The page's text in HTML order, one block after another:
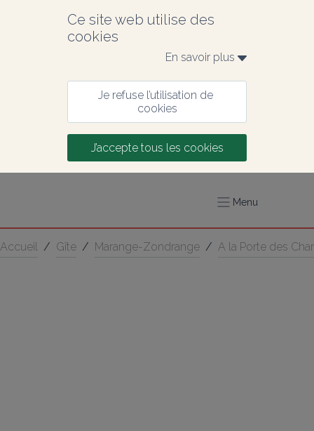
Ce site web utilise des
cookies
En savoir plus
Je refuse l’utilisation de
cookies
J’accepte tous les cookies
Menu
Accueil / Gîte / Marange-Zondrange / A la Porte des